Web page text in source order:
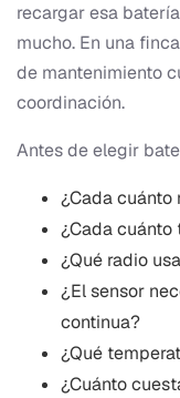
recargar esa
mucho. En una
de mantenimiento
coordinación.
Antes de elegir
¿Cada cuánto
¿Cada cuánto
¿Qué radio
¿El sensor
continua?
¿Qué
¿Cuánto